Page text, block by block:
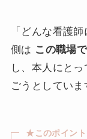
「どんな看護
側は この職場
し、本人にと
ごうとしていま
★このポイン